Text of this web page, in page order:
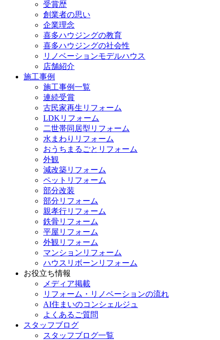
受賞歴
創業者の思い
企業理念
喜多ハウジングの教育
喜多ハウジングの社会性
リノベーションモデルハウス
店舗紹介
施工事例
施工事例一覧
連続受賞
古民家再生リフォーム
LDKリフォーム
二世帯同居型リフォーム
水まわりリフォーム
おうちまるごとリフォーム
外観
減改築リフォーム
ペットリフォーム
部分改装
部分リフォーム
親孝行リフォーム
鉄骨リフォーム
平屋リフォーム
外観リフォーム
マンションリフォーム
ハウスリボーンリフォーム
お役立ち情報
メディア掲載
リフォーム・リノベーションの流れ
AI住まいのコンシェルジュ
よくあるご質問
スタッフブログ
スタッフブログ一覧